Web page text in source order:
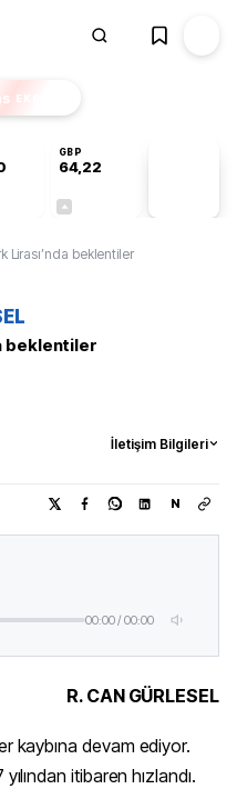
EKSTRA
GBP
64,22
Lirası’nda beklentiler
beklentiler
İletişim Bilgileri
N
00:00/00:00
R. CAN GÜRLESEL
kaybına devam ediyor.
itibaren hızlandı.